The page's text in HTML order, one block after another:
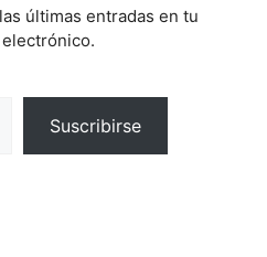
últimas entradas en tu
Suscribirse